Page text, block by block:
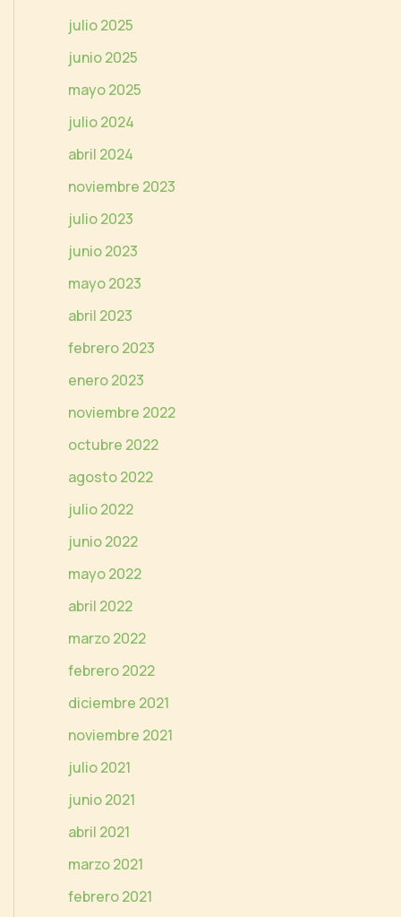
o
julio 2025
junio 2025
mayo 2025
julio 2024
abril 2024
noviembre 2023
julio 2023
junio 2023
mayo 2023
abril 2023
febrero 2023
enero 2023
noviembre 2022
octubre 2022
agosto 2022
julio 2022
junio 2022
mayo 2022
abril 2022
marzo 2022
febrero 2022
diciembre 2021
noviembre 2021
julio 2021
junio 2021
abril 2021
marzo 2021
febrero 2021